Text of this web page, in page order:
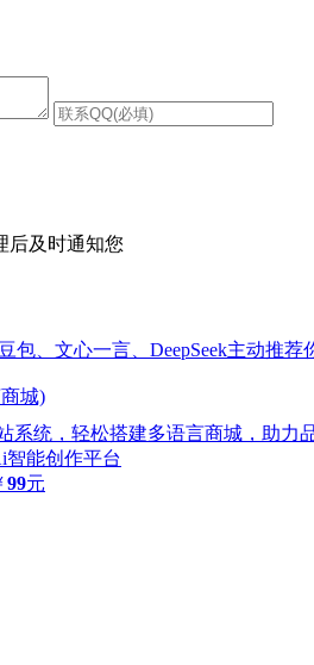
后及时通知您
包、文心一言、DeepSeek主动推荐
城)
系统，轻松搭建多语言商城，助力
智能创作平台
99元